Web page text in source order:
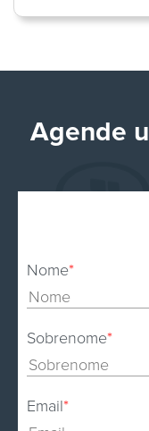
Agende
Nome*
Sobrenome*
Email*